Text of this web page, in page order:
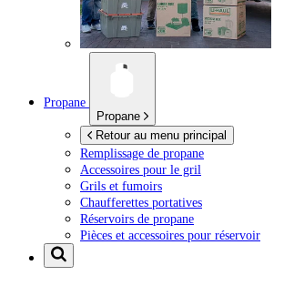
Propane
Propane
Retour au menu principal
Remplissage de propane
Accessoires pour le gril
Grils et fumoirs
Chaufferettes portatives
Réservoirs de propane
Pièces et accessoires pour réservoir